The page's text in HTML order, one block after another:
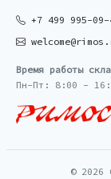
+7 499 995-09-
Время работы
Пн-Пт: 8:00 -
© 2026